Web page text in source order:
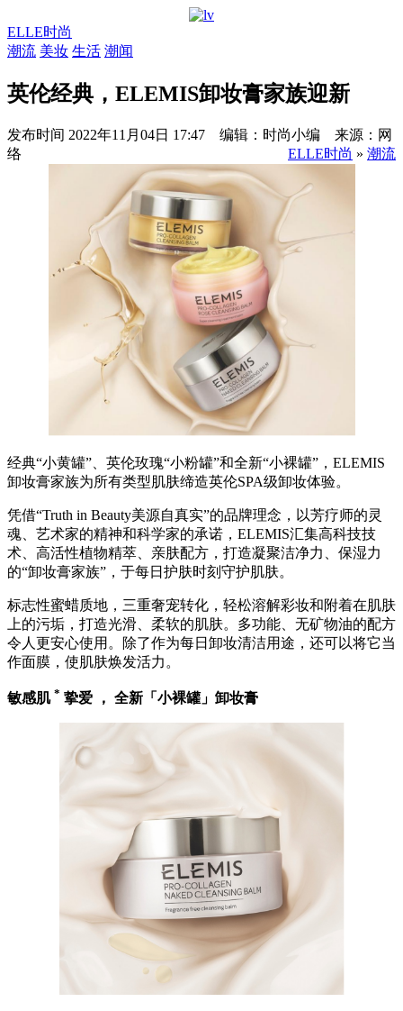
ELLE时尚
潮流 美妆 生活 潮闻
英伦经典，ELEMIS卸妆膏家族迎新
发布时间 2022年11月04日 17:47 编辑：时尚小编 来源：网
络
ELLE时尚 » 潮流
经典“小黄罐”、英伦玫瑰“小粉罐”和全新“小裸罐”，ELEMIS
卸妆膏家族为所有类型肌肤缔造英伦SPA级卸妆体验。
凭借“Truth in Beauty美源自真实”的品牌理念，以芳疗师的灵
魂、艺术家的精神和科学家的承诺，ELEMIS汇集高科技技
术、高活性植物精萃、亲肤配方，打造凝聚洁净力、保湿力
的“卸妆膏家族”，于每日护肤时刻守护肌肤。
标志性蜜蜡质地，三重奢宠转化，轻松溶解彩妆和附着在肌肤
上的污垢，打造光滑、柔软的肌肤。多功能、无矿物油的配方
令人更安心使用。除了作为每日卸妆清洁用途，还可以将它当
作面膜，使肌肤焕发活力。
敏感肌 * 挚爱 ， 全新「小裸罐」卸妆膏